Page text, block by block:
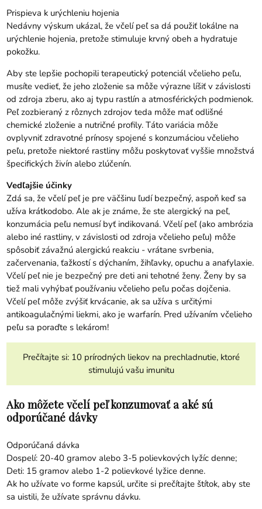
Prispieva k urýchleniu hojenia
Nedávny výskum ukázal, že včelí peľ sa dá použiť lokálne na
urýchlenie hojenia, pretože stimuluje krvný obeh a hydratuje
pokožku.
Aby ste lepšie pochopili terapeutický potenciál včelieho peľu,
musíte vedieť, že jeho zloženie sa môže výrazne líšiť v závislosti
od zdroja zberu, ako aj typu rastlín a atmosférických podmienok.
Peľ zozbieraný z rôznych zdrojov teda môže mať odlišné
chemické zloženie a nutričné ​​profily. Táto variácia môže
ovplyvniť zdravotné prínosy spojené s konzumáciou včelieho
peľu, pretože niektoré rastliny môžu poskytovať vyššie množstvá
špecifických živín alebo zlúčenín.
Vedľajšie účinky
Zdá sa, že včelí peľ je pre väčšinu ľudí bezpečný, aspoň keď sa
užíva krátkodobo. Ale ak je známe, že ste alergický na peľ,
konzumácia peľu nemusí byť indikovaná. Včelí peľ (ako ambrózia
alebo iné rastliny, v závislosti od zdroja včelieho peľu) môže
spôsobiť závažnú alergickú reakciu - vrátane svrbenia,
začervenania, ťažkostí s dýchaním, žihľavky, opuchu a anafylaxie.
Včelí peľ nie je bezpečný pre deti ani tehotné ženy. Ženy by sa
tiež mali vyhýbať používaniu včelieho peľu počas dojčenia.
Včelí peľ môže zvýšiť krvácanie, ak sa užíva s určitými
antikoagulačnými liekmi, ako je warfarín. Pred užívaním včelieho
peľu sa poraďte s lekárom!
Prečítajte si: 10 prírodných liekov na prechladnutie, ktoré
stimulujú vašu imunitu
Ako môžete včelí peľ konzumovať a aké sú
odporúčané dávky
Odporúčaná dávka
Dospelí: 20-40 gramov alebo 3-5 polievkových lyžíc denne;
Deti: 15 gramov alebo 1-2 polievkové lyžice denne.
Ak ho užívate vo forme kapsúl, určite si prečítajte štítok, aby ste
sa uistili, že užívate správnu dávku.